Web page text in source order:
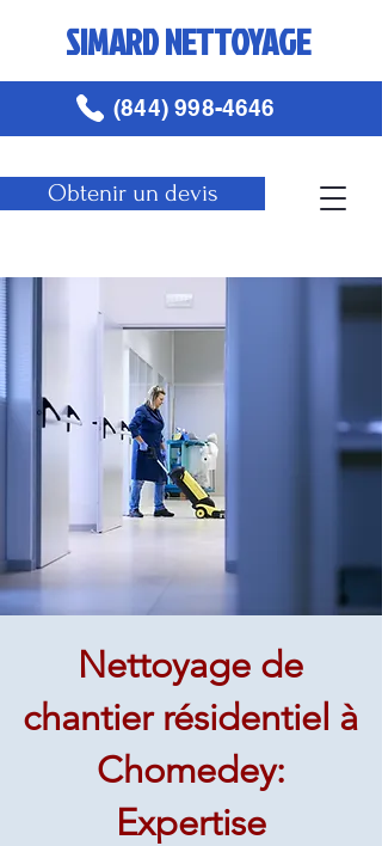
SIMARD NETTOYAGE
Obtenir un devis
(844) 998-4646
Nettoyage de
chantier résidentiel à
Chomedey:
Expertise